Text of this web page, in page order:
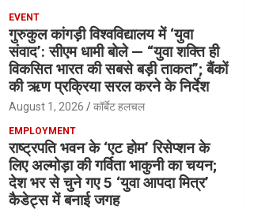
EVENT
गुरुकुल कांगड़ी विश्वविद्यालय में ‘युवा
संवाद’: सीएम धामी बोले — “युवा शक्ति ही
विकसित भारत की सबसे बड़ी ताकत”; बैंकों
की ऋण प्रक्रिया सरल करने के निर्देश
August 1, 2026 कॉर्बेट हलचल
EMPLOYMENT
राष्ट्रपति भवन के ‘एट होम’ रिसेप्शन के
लिए अल्मोड़ा की गर्विता भाकुनी का चयन;
देश भर से चुने गए 5 ‘युवा आपदा मित्र’
कैडेट्स में बनाई जगह